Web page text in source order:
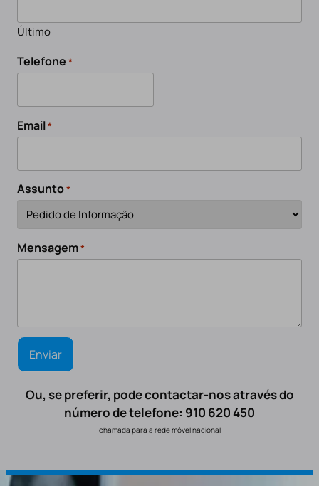
Último
Telefone *
Email*
Assunto*
Mensagem*
Ou, se preferir, pode contactar-nos através do
número de telefone: 910 620 450
chamada para a rede móvel nacional